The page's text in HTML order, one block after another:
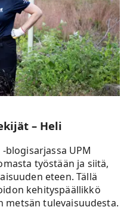
– Heli
UPM
työstään ja siitä,
eteen. Tällä
kehityspäällikkö
metsän tulevaisuudesta.